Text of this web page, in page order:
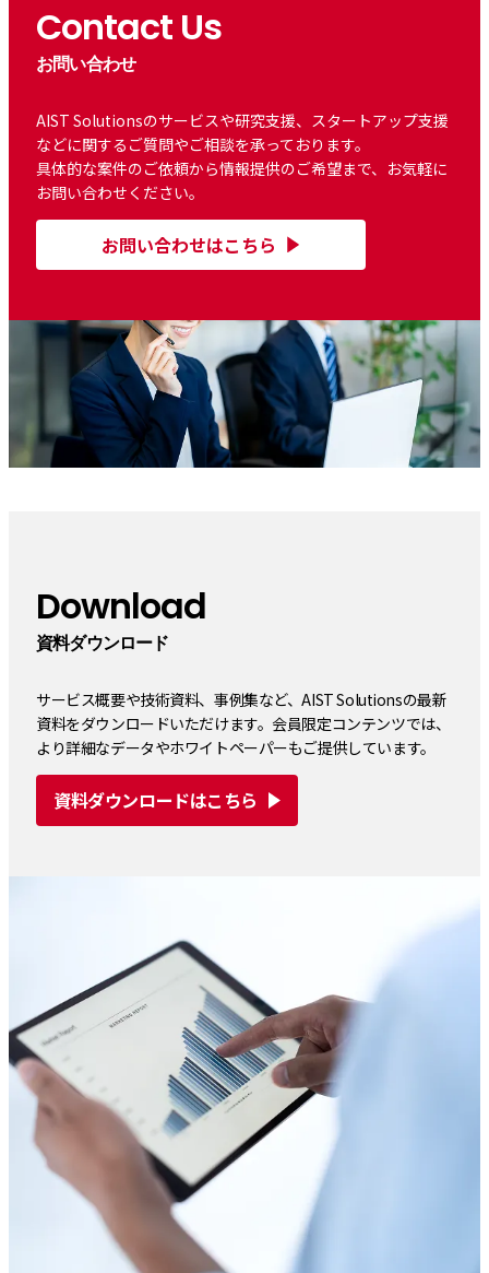
Contact Us
お問い合わせ
AIST Solutionsのサービスや研究支援、スタートアップ支援
などに関するご質問やご相談を承っております。
具体的な案件のご依頼から情報提供のご希望まで、お気軽に
お問い合わせください。
お問い合わせはこちら
Download
資料ダウンロード
サービス概要や技術資料、事例集など、AIST Solutionsの最新
資料をダウンロードいただけます。会員限定コンテンツでは、
より詳細なデータやホワイトペーパーもご提供しています。
資料ダウンロードはこちら